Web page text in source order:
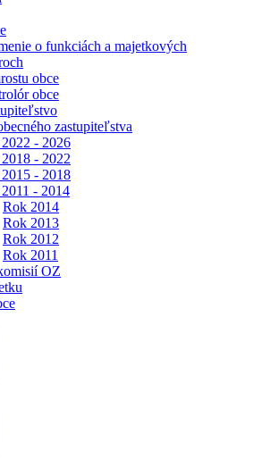
o funkciách a majetkových
obce
obce
zastupiteľstva
- 2026
- 2022
- 2018
- 2014
Rok 2014
Rok 2013
Rok 2012
Rok 2011
OZ